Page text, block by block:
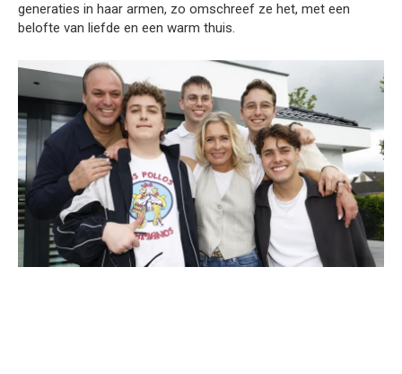
generaties in haar armen, zo omschreef ze het, met een
belofte van liefde en een warm thuis.